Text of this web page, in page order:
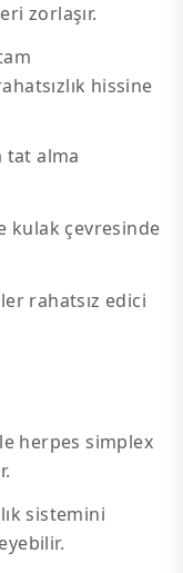
zorlaşır.
hissine
tat alma
kulak çevresinde
rahatsız edici
herpes simplex
sistemini